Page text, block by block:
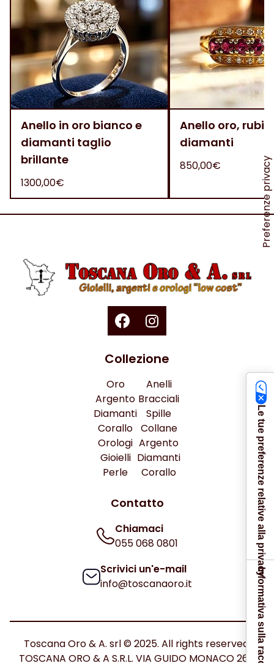
Anello in oro bianco e
diamanti taglio
brillante
1300,00€
Anello oro,
diamanti
850,00€
Collezione
Oro
Argento
Diamanti
Corallo
Orologi
Gioielli
Perle
Anelli
Bracciali
Spille
Collane
Argento
Diamanti
Corallo
Contatto
Chiamaci
055 068 0801
Scrivici un'e-mail
info@toscanaoro.it
Toscana Oro & A. srl © 2025. All rights reserved.
TOSCANA ORO & A S.R.L. VIA GUIDO MONACO 26C
Le tue preferenze relative alla privacy
Informativa sulla raccolta